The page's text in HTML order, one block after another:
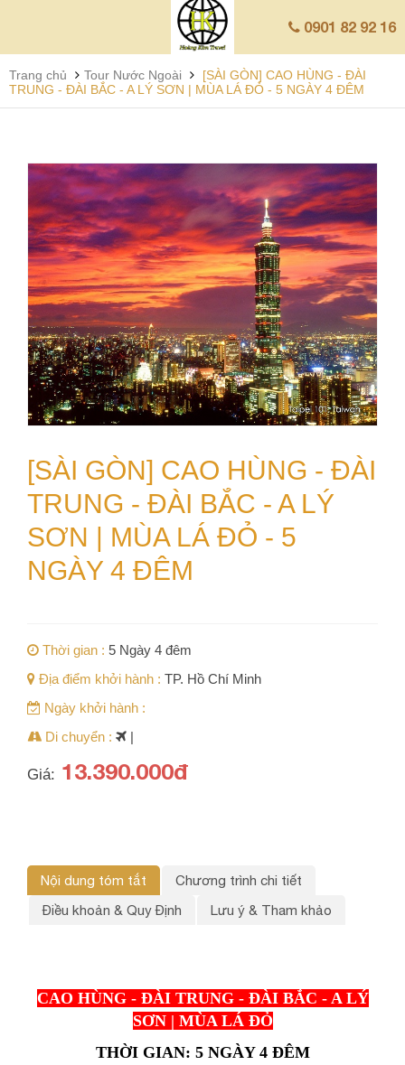
0901 82 92 16
Trang chủ Tour Nước Ngoài
[SÀI GÒN] CAO HÙNG - ĐÀI
TRUNG - ĐÀI BẮC - A LÝ SƠN | MÙA LÁ ĐỎ - 5 NGÀY 4 ĐÊM
[SÀI GÒN] CAO HÙNG - ĐÀI
TRUNG - ĐÀI BẮC - A LÝ
SƠN | MÙA LÁ ĐỎ - 5
NGÀY 4 ĐÊM
Thời gian : 5 Ngày 4 đêm
Địa điểm khởi hành : TP. Hồ Chí Minh
Ngày khởi hành :
Di chuyển :
|
Giá: 13.390.000đ
Nội dung tóm tắt
Chương trình chi tiết
Điều khoản & Quy Định
Lưu ý & Tham khảo
CAO HÙNG - ĐÀI TRUNG - ĐÀI BẮC - A LÝ
SƠN | MÙA LÁ ĐỎ
THỜI GIAN: 5 NGÀY 4 ĐÊM